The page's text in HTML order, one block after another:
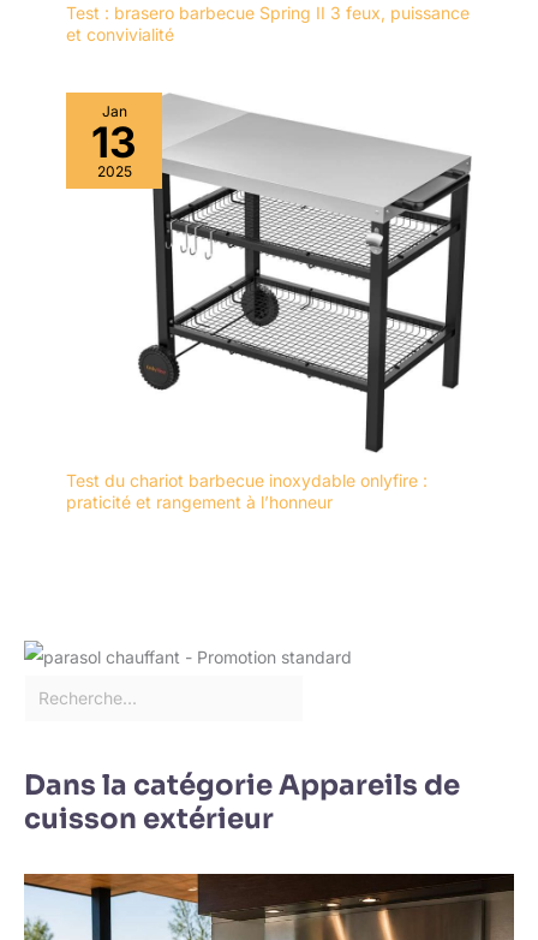
Test : brasero barbecue Spring II 3 feux, puissance
et convivialité
Jan
13
2025
Test du chariot barbecue inoxydable onlyfire :
praticité et rangement à l’honneur
Dans la catégorie Appareils de
cuisson extérieur